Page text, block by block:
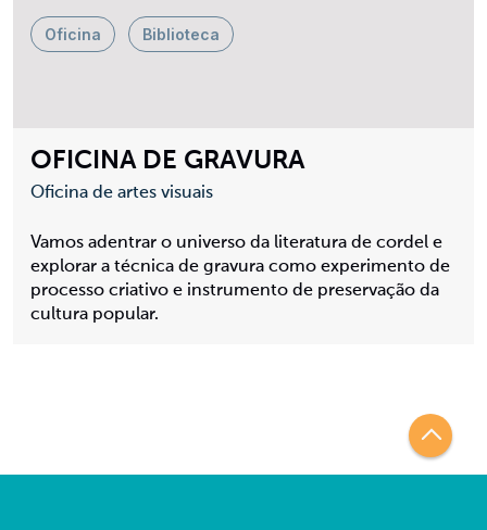
OFICINA DE GRAVURA
Oficina de artes visuais
Vamos adentrar o universo da literatura de cordel e
explorar a técnica de gravura como experimento de
processo criativo e instrumento de preservação da
cultura popular.
Oficina Biblioteca